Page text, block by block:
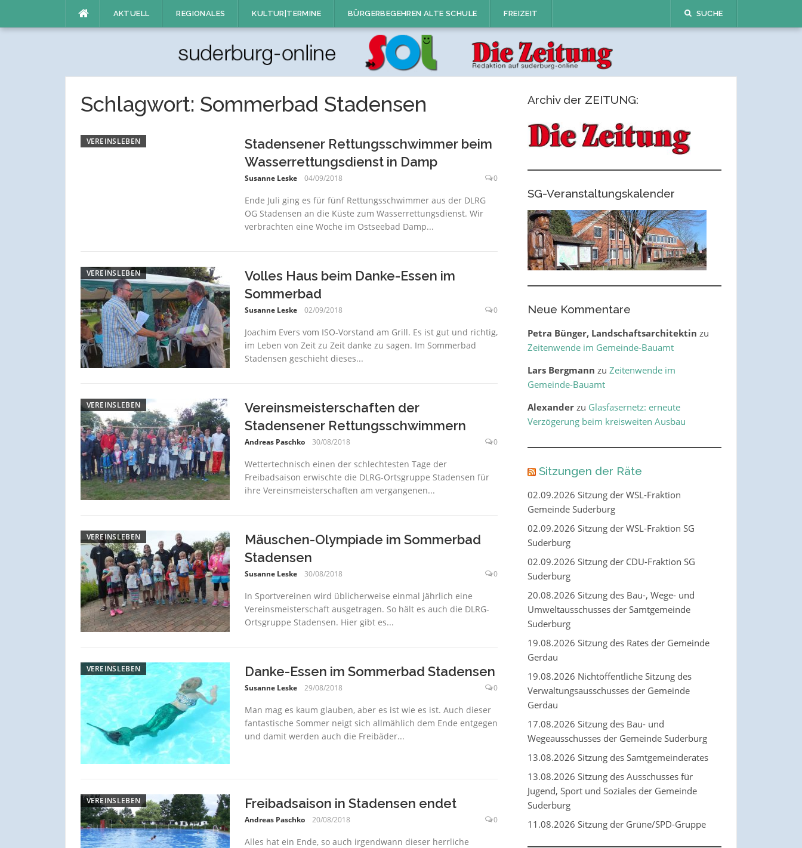
AKTUELL REGIONALES KULTUR|TERMINE BÜRGERBEGEHREN ALTE SCHULE FREIZEIT SUCHE
Schlagwort: Sommerbad Stadensen
VEREINSLEBEN
Stadensener Rettungsschwimmer beim
Wasserrettungsdienst in Damp
Susanne Leske 04/09/2018 0
Ende Juli ging es für fünf Rettungsschwimmer aus der DLRG
OG Stadensen an die Küste zum Wasserrettungsdienst. Wir
verbrachten eine Woche im Ostseebad Damp...
VEREINSLEBEN
Volles Haus beim Danke-Essen im
Sommerbad
Susanne Leske 02/09/2018 0
Joachim Evers vom ISO-Vorstand am Grill. Es ist gut und richtig,
im Leben von Zeit zu Zeit danke zu sagen. Im Sommerbad
Stadensen geschieht dieses...
VEREINSLEBEN
Vereinsmeisterschaften der
Stadensener Rettungsschwimmern
Andreas Paschko 30/08/2018 0
Wettertechnisch einen der schlechtesten Tage der
Freibadsaison erwischte die DLRG-Ortsgruppe Stadensen für
ihre Vereinsmeisterschaften am vergangenen...
VEREINSLEBEN
Mäuschen-Olympiade im Sommerbad
Stadensen
Susanne Leske 30/08/2018 0
In Sportvereinen wird üblicherweise einmal jährlich eine
Vereinsmeisterschaft ausgetragen. So hält es auch die DLRG-
Ortsgruppe Stadensen. Hier gibt es...
VEREINSLEBEN Danke-Essen im Sommerbad Stadensen
Susanne Leske 29/08/2018 0
Man mag es kaum glauben, aber es ist wie es ist. Auch dieser
fantastische Sommer neigt sich allmählich dem Ende entgegen
und damit werden auch die Freibäder...
VEREINSLEBEN Freibadsaison in Stadensen endet
Andreas Paschko 20/08/2018 0
Alles hat ein Ende, so auch irgendwann dieser herrliche
Archiv der ZEITUNG:
SG-Veranstaltungskalender
Neue Kommentare
Petra Bünger, Landschaftsarchitektin zu
Zeitenwende im Gemeinde-Bauamt
Lars Bergmann zu Zeitenwende im
Gemeinde-Bauamt
Alexanderzu Glasfasernetz: erneute
Verzögerung beim kreisweiten Ausbau
Sitzungen der Räte
02.09.2026 Sitzung der WSL-Fraktion
Gemeinde Suderburg
02.09.2026 Sitzung der WSL-Fraktion SG
Suderburg
02.09.2026 Sitzung der CDU-Fraktion SG
Suderburg
20.08.2026 Sitzung des Bau-, Wege- und
Umweltausschusses der Samtgemeinde
Suderburg
19.08.2026 Sitzung des Rates der Gemeinde
Gerdau
19.08.2026 Nichtöffentliche Sitzung des
Verwaltungsausschusses der Gemeinde
Gerdau
17.08.2026 Sitzung des Bau- und
Wegeausschusses der Gemeinde Suderburg
13.08.2026 Sitzung des Samtgemeinderates
13.08.2026 Sitzung des Ausschusses für
Jugend, Sport und Soziales der Gemeinde
Suderburg
11.08.2026 Sitzung der Grüne/SPD-Gruppe